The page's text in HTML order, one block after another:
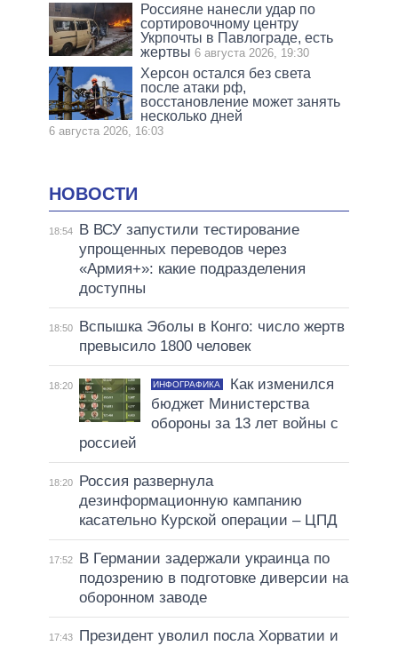
Россияне нанесли удар по
сортировочному центру
Укрпочты в Павлограде, есть
жертвы 6 августа 2026, 19:30
Херсон остался без света
после атаки рф,
восстановление может занять
несколько дней
6 августа 2026, 16:03
НОВОСТИ
18:54
В ВСУ запустили тестирование
упрощенных переводов через
«Армия+»: какие подразделения
доступны
18:50
Вспышка Эболы в Конго: число жертв
превысило 1800 человек
18:20 ИНФОГРАФИКА
Как изменился
бюджет Министерства
обороны за 13 лет войны с
россией
18:20
Россия развернула
дезинформационную кампанию
касательно Курской операции – ЦПД
17:52
В Германии задержали украинца по
подозрению в подготовке диверсии на
оборонном заводе
17:43
Президент уволил посла Хорватии и